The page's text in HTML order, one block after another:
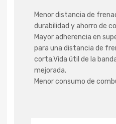
Menor distancia de
durabilidad y ahorro de
Mayor adherencia en
para una distancia de
corta.Vida útil de la
mejorada.
Menor consumo de